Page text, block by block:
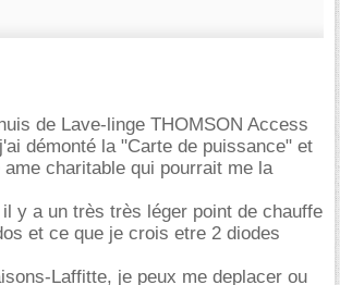
de Lave-linge THOMSON Access
démonté la "Carte de puissance" et
ame charitable qui pourrait me la
y a un très très léger point de chauffe
et ce que je crois etre 2 diodes
Laffitte, je peux me deplacer ou